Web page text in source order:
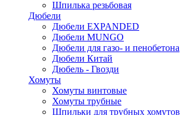
Шпилька резьбовая
Дюбели
Дюбели EXPANDED
Дюбели MUNGO
Дюбели для газо- и пенобетона
Дюбели Китай
Дюбель - Гвозди
Хомуты
Хомуты винтовые
Хомуты трубные
Шпильки для трубных хомутов